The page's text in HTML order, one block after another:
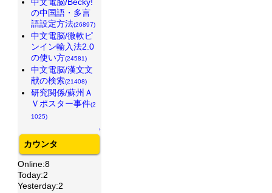
の中国語・多言
語設定方法(26897)
中文電脳/微軟ピ
ンイン輸入法2.0
の使い方(24581)
中文電脳/漢文文
献の検索(21408)
研究関係/蘇州Ａ
Ｖポスター事件(2
1025)
↑
カウンタ
Online:8
Today:2
Yesterday:2